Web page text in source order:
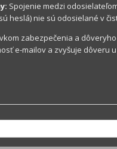
Spojenie medzi
heslá) nie sú odosielané v
zabezpečenia a
e-mailov a zvyšuje dôveru